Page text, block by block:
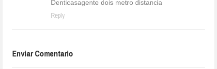
Denticasagente dois metro distancia
Reply
Enviar Comentario